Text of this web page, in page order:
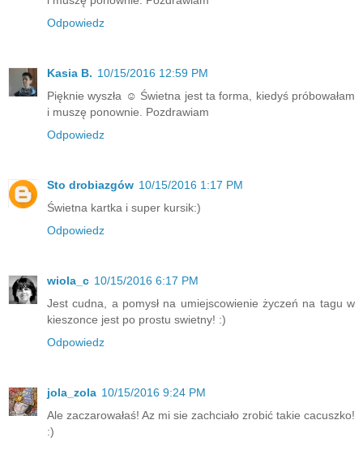
Odpowiedz
Kasia B. 10/15/2016 12:59 PM
Pięknie wyszła ☺ Świetna jest ta forma, kiedyś próbowałam
i muszę ponownie. Pozdrawiam
Odpowiedz
Sto drobiazgów 10/15/2016 1:17 PM
Świetna kartka i super kursik:)
Odpowiedz
wiola_c 10/15/2016 6:17 PM
Jest cudna, a pomysł na umiejscowienie życzeń na tagu w
kieszonce jest po prostu swietny! :)
Odpowiedz
jola_zola 10/15/2016 9:24 PM
Ale zaczarowałaś! Az mi sie zachciało zrobić takie cacuszko!
:)